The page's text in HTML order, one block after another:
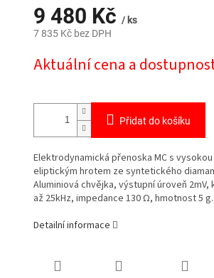
9 480 Kč / ks
7 835 Kč bez DPH
cena:
Aktuální cena a
Přidat do košíku
Elektrodynamická přenoska MC s
eliptickým hrotem ze syntetického
Aluminiová chvějka, výstupní úroveň
až 25kHz, impedance 130 Ω, hmotnost 5
Detailní informace